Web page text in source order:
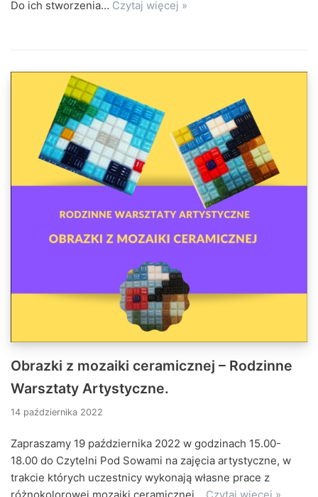
Do ich stworzenia… Czytaj więcej »
Obrazki z mozaiki ceramicznej – Rodzinne
Warsztaty Artystyczne.
14 października 2022
Zapraszamy 19 października 2022 w godzinach 15.00-
18.00 do Czytelni Pod Sowami na zajęcia artystyczne, w
trakcie których uczestnicy wykonają własne prace z